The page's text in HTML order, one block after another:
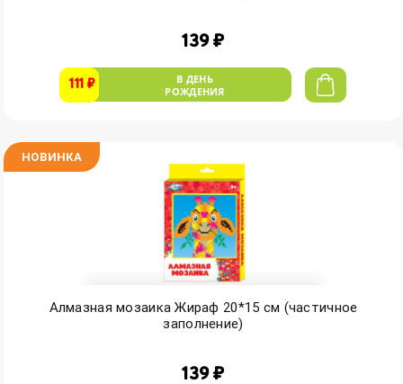
139 ₽
111 ₽
В ДЕНЬ
РОЖДЕНИЯ
НОВИНКА
Алмазная мозаика Жираф 20*15 см (частичное
заполнение)
139 ₽